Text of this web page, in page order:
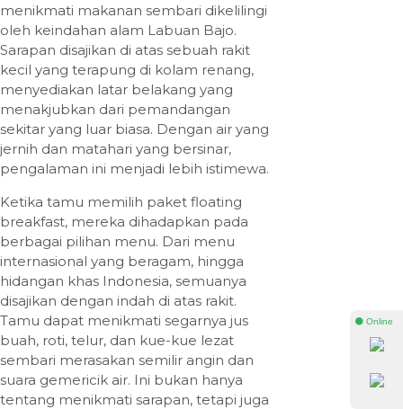
menikmati makanan sembari dikelilingi
oleh keindahan alam Labuan Bajo.
Sarapan disajikan di atas sebuah rakit
kecil yang terapung di kolam renang,
menyediakan latar belakang yang
menakjubkan dari pemandangan
sekitar yang luar biasa. Dengan air yang
jernih dan matahari yang bersinar,
pengalaman ini menjadi lebih istimewa.
Ketika tamu memilih paket floating
breakfast, mereka dihadapkan pada
berbagai pilihan menu. Dari menu
internasional yang beragam, hingga
hidangan khas Indonesia, semuanya
disajikan dengan indah di atas rakit.
Tamu dapat menikmati segarnya jus
buah, roti, telur, dan kue-kue lezat
sembari merasakan semilir angin dan
suara gemericik air. Ini bukan hanya
tentang menikmati sarapan, tetapi juga
⚫ Online